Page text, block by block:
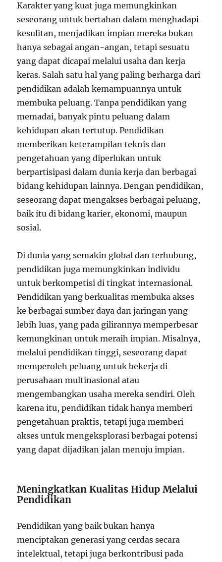
Karakter yang kuat juga memungkinkan
seseorang untuk bertahan dalam menghadapi
kesulitan, menjadikan impian mereka bukan
hanya sebagai angan-angan, tetapi sesuatu
yang dapat dicapai melalui usaha dan kerja
keras. Salah satu hal yang paling berharga dari
pendidikan adalah kemampuannya untuk
membuka peluang. Tanpa pendidikan yang
memadai, banyak pintu peluang dalam
kehidupan akan tertutup. Pendidikan
memberikan keterampilan teknis dan
pengetahuan yang diperlukan untuk
berpartisipasi dalam dunia kerja dan berbagai
bidang kehidupan lainnya. Dengan pendidikan,
seseorang dapat mengakses berbagai peluang,
baik itu di bidang karier, ekonomi, maupun
sosial.
Di dunia yang semakin global dan terhubung,
pendidikan juga memungkinkan individu
untuk berkompetisi di tingkat internasional.
Pendidikan yang berkualitas membuka akses
ke berbagai sumber daya dan jaringan yang
lebih luas, yang pada gilirannya memperbesar
kemungkinan untuk meraih impian. Misalnya,
melalui pendidikan tinggi, seseorang dapat
memperoleh peluang untuk bekerja di
perusahaan multinasional atau
mengembangkan usaha mereka sendiri. Oleh
karena itu, pendidikan tidak hanya memberi
pengetahuan praktis, tetapi juga memberi
akses untuk mengeksplorasi berbagai potensi
yang dapat dijadikan jalan menuju impian.
Meningkatkan Kualitas Hidup Melalui
Pendidikan
Pendidikan yang baik bukan hanya
menciptakan generasi yang cerdas secara
intelektual, tetapi juga berkontribusi pada